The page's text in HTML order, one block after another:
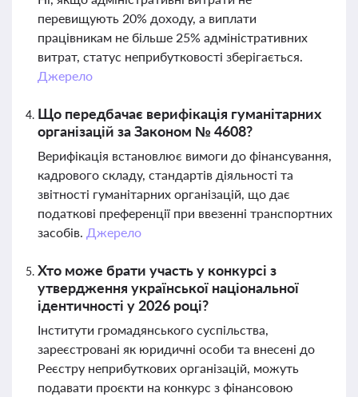
перевищують 20% доходу, а виплати
працівникам не більше 25% адміністративних
витрат, статус неприбутковості зберігається.
Джерело
Що передбачає верифікація гуманітарних
організацій за Законом № 4608?
Верифікація встановлює вимоги до фінансування,
кадрового складу, стандартів діяльності та
звітності гуманітарних організацій, що дає
податкові преференції при ввезенні транспортних
засобів. Джерело
Хто може брати участь у конкурсі з
утвердження української національної
ідентичності у 2026 році?
Інститути громадянського суспільства,
зареєстровані як юридичні особи та внесені до
Реєстру неприбуткових організацій, можуть
подавати проєкти на конкурс з фінансовою